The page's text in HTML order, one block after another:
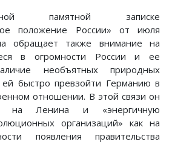
памятной записке
положение России» от июля
обращает также внимание на
в огромности России и ее
необъятных природных
ей быстро превзойти Германию в
отношении. В этой связи он
на Ленина и «энергичную
организаций» как на
появления правительства